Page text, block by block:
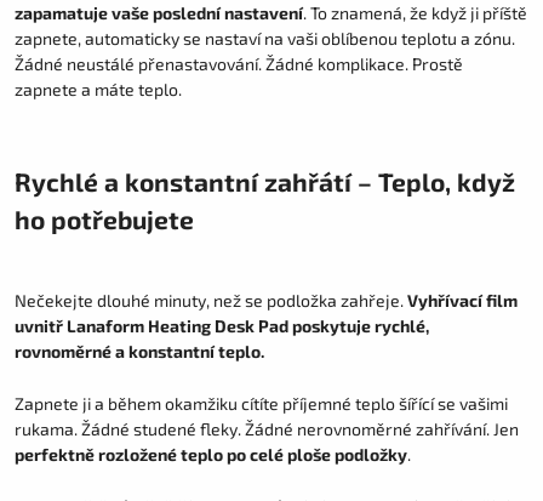
zapamatuje vaše poslední nastavení. To znamená, že když ji příště
zapnete, automaticky se nastaví na vaši oblíbenou teplotu a zónu.
Žádné neustálé přenastavování. Žádné komplikace. Prostě
zapnete a máte teplo.
Rychlé a konstantní zahřátí – Teplo, když
ho potřebujete
Nečekejte dlouhé minuty, než se podložka zahřeje.Vyhřívací film
uvnitř Lanaform Heating Desk Pad poskytuje rychlé,
rovnoměrné a konstantní teplo.
Zapnete ji a během okamžiku cítíte příjemné teplo šířící se vašimi
rukama. Žádné studené fleky. Žádné nerovnoměrné zahřívání. Jen
perfektně rozložené teplo po celé ploše podložky.